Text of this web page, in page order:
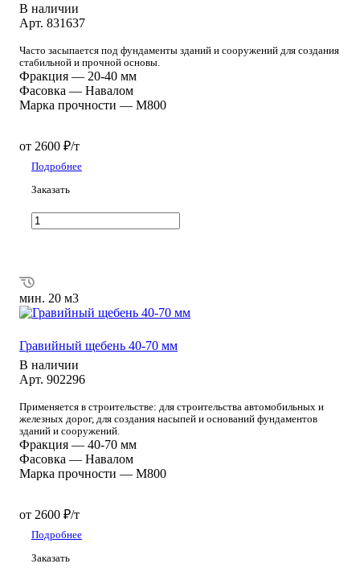
В наличии
Арт. 831637
Часто засыпается под фундаменты зданий и сооружений для создания
стабильной и прочной основы.
Фракция — 20-40 мм
Фасовка — Навалом
Марка прочности — М800
от 2600 ₽/т
Подробнее
Заказать
мин. 20 м3
Гравийный щебень 40-70 мм
В наличии
Арт. 902296
Применяется в строительстве: для строительства автомобильных и
железных дорог, для создания насыпей и оснований фундаментов
зданий и сооружений.
Фракция — 40-70 мм
Фасовка — Навалом
Марка прочности — М800
от 2600 ₽/т
Подробнее
Заказать